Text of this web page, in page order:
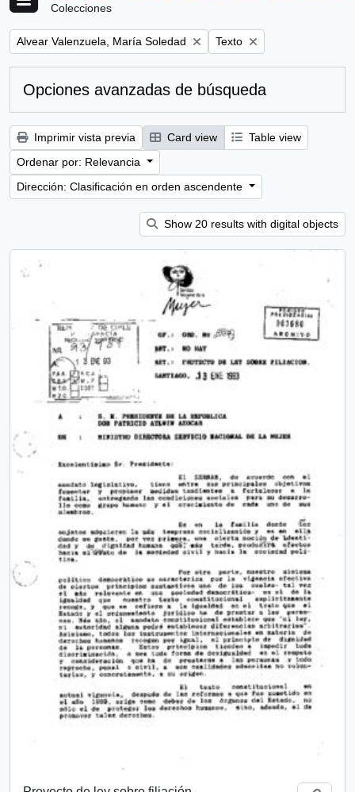
Colecciones
Remove filter:
Alvear Valenzuela, María Soledad Remove filter:
Texto
Opciones avanzadas de búsqueda
Imprimir vista previa Card view
Table view
Ordenar por: Relevancia
Dirección: Clasificación en orden ascendente
Show 20 results with digital objects